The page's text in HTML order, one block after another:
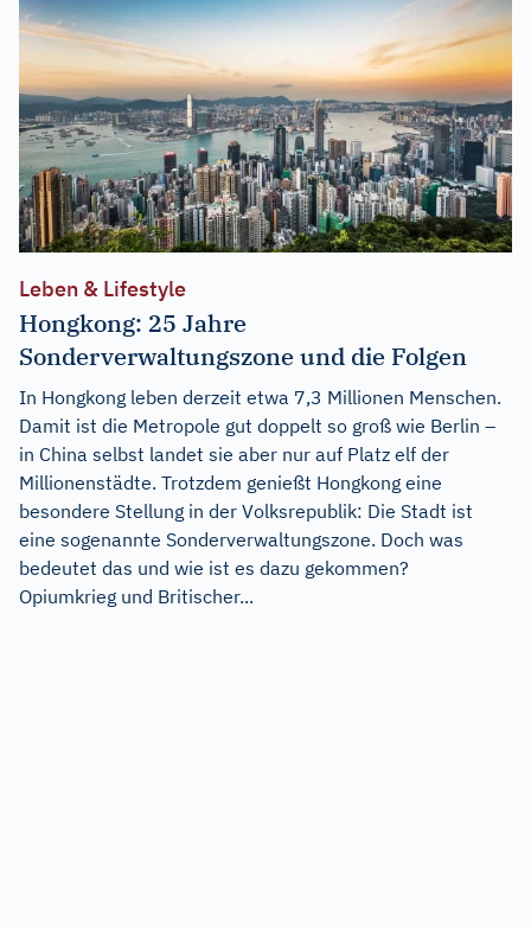
Leben & Lifestyle
Hongkong: 25 Jahre
Sonderverwaltungszone und die Folgen
In Hongkong leben derzeit etwa 7,3 Millionen Menschen.
Damit ist die Metropole gut doppelt so groß wie Berlin –
in China selbst landet sie aber nur auf Platz elf der
Millionenstädte. Trotzdem genießt Hongkong eine
besondere Stellung in der Volksrepublik: Die Stadt ist
eine sogenannte Sonderverwaltungszone. Doch was
bedeutet das und wie ist es dazu gekommen?
Opiumkrieg und Britischer...